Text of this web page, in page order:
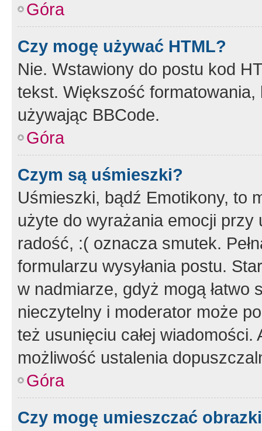
Góra
Czy mogę używać HTML?
Nie. Wstawiony do postu kod
tekst. Większość
używając BBCode.
Góra
Czym są uśmieszki?
Uśmieszki, bądź Emotikony, to
użyte do wyrażania emocji
radość, :( oznacza smutek.
formularzu wysyłania postu.
w nadmiarze, gdyż mogą
nieczytelny i moderator może
też usunięciu całej
możliwość ustalenia
Góra
Czy mogę umieszczać